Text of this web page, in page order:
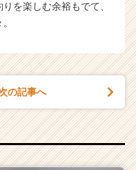
を楽しむ余裕もでて、
の記事へ